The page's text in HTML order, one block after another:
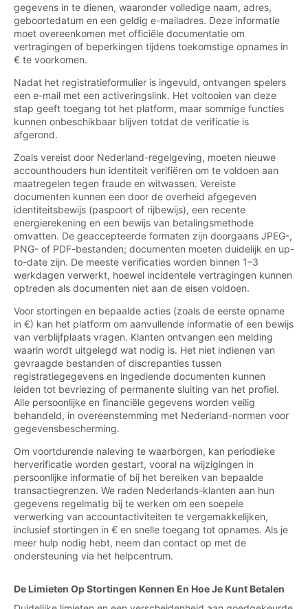
gegevens in te dienen, waaronder volledige naam, adres,
geboortedatum en een geldig e-mailadres. Deze informatie
moet overeenkomen met officiële documentatie om
vertragingen of beperkingen tijdens toekomstige opnames in
€ te voorkomen.
Nadat het registratieformulier is ingevuld, ontvangen spelers
een e-mail met een activeringslink. Het voltooien van deze
stap geeft toegang tot het platform, maar sommige functies
kunnen onbeschikbaar blijven totdat de verificatie is
afgerond.
Zoals vereist door Nederland-regelgeving, moeten nieuwe
accounthouders hun identiteit verifiëren om te voldoen aan
maatregelen tegen fraude en witwassen. Vereiste
documenten kunnen een door de overheid afgegeven
identiteitsbewijs (paspoort of rijbewijs), een recente
energierekening en een bewijs van betalingsmethode
omvatten. De geaccepteerde formaten zijn doorgaans JPEG-,
PNG- of PDF-bestanden; documenten moeten duidelijk en up-
to-date zijn. De meeste verificaties worden binnen 1–3
werkdagen verwerkt, hoewel incidentele vertragingen kunnen
optreden als documenten niet aan de eisen voldoen.
Voor stortingen en bepaalde acties (zoals de eerste opname
in €) kan het platform om aanvullende informatie of een bewijs
van verblijfplaats vragen. Klanten ontvangen een melding
waarin wordt uitgelegd wat nodig is. Het niet indienen van
gevraagde bestanden of discrepanties tussen
registratiegegevens en ingediende documenten kunnen
leiden tot bevriezing of permanente sluiting van het profiel.
Alle persoonlijke en financiële gegevens worden veilig
behandeld, in overeenstemming met Nederland-normen voor
gegevensbescherming.
Om voortdurende naleving te waarborgen, kan periodieke
herverificatie worden gestart, vooral na wijzigingen in
persoonlijke informatie of bij het bereiken van bepaalde
transactiegrenzen. We raden Nederlands-klanten aan hun
gegevens regelmatig bij te werken om een soepele
verwerking van accountactiviteiten te vergemakkelijken,
inclusief stortingen in € en snelle toegang tot opnames. Als je
meer hulp nodig hebt, neem dan contact op met de
ondersteuning via het helpcentrum.
De Limieten Op Stortingen Kennen En Hoe Je Kunt Betalen